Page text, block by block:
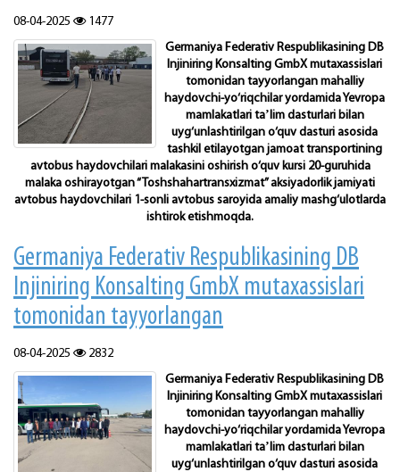
08-04-2025
1477
Germaniya Federativ Respublikasining DB
Injiniring Konsalting GmbX mutaxassislari
tomonidan tayyorlangan mahalliy
haydovchi-yo‘riqchilar yordamida Yevropa
mamlakatlari taʼlim dasturlari bilan
uyg‘unlashtirilgan o‘quv dasturi asosida
tashkil etilayotgan jamoat transportining
avtobus haydovchilari malakasini oshirish o‘quv kursi 20-guruhida
malaka oshirayotgan “Toshshahartransxizmat” aksiyadorlik jamiyati
avtobus haydovchilari 1-sonli avtobus saroyida amaliy mashg‘ulotlarda
ishtirok etishmoqda.
Germaniya Federativ Respublikasining DB
Injiniring Konsalting GmbX mutaxassislari
tomonidan tayyorlangan
08-04-2025
2832
Germaniya Federativ Respublikasining DB
Injiniring Konsalting GmbX mutaxassislari
tomonidan tayyorlangan mahalliy
haydovchi-yo‘riqchilar yordamida Yevropa
mamlakatlari taʼlim dasturlari bilan
uyg‘unlashtirilgan o‘quv dasturi asosida